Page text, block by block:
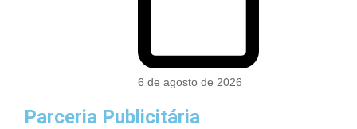
6 de agosto de 2026
Parceria Publicitária